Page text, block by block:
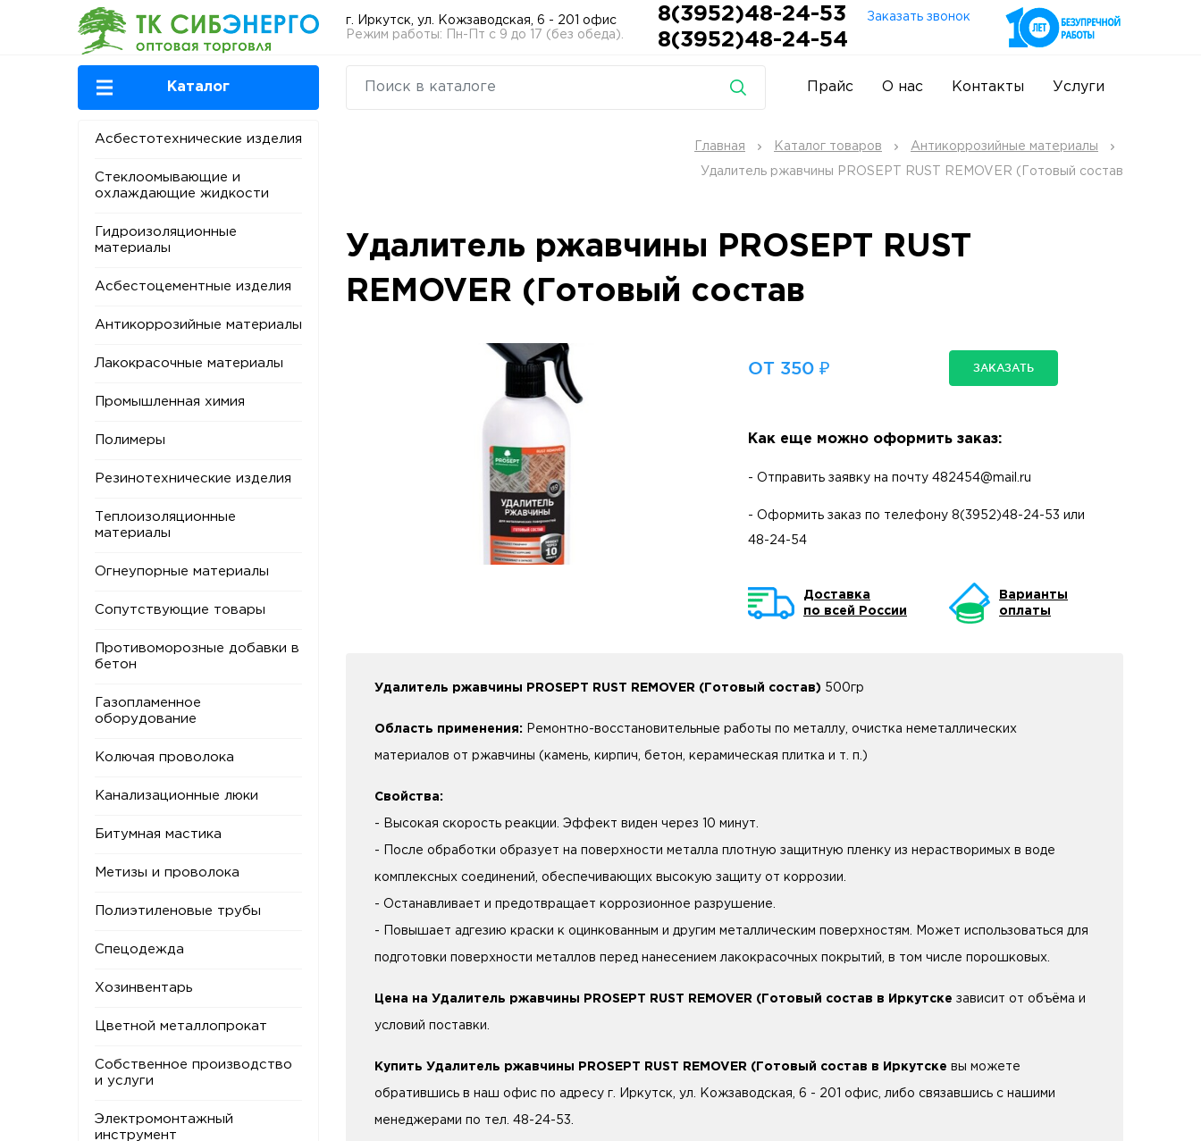
г. Иркутск, ул. Кожзаводская, 6 - 201 офис
Режим работы: Пн-Пт с 9 до 17 (без обеда).
8(3952)48-24-53 Заказать звонок
8(3952)48-24-54
Каталог Прайс О нас Контакты Услуги
Асбестотехнические изделия
Стеклоомывающие и
охлаждающие жидкости
Гидроизоляционные
материалы
Асбестоцементные изделия
Антикоррозийные материалы
Лакокрасочные материалы
Промышленная химия
Полимеры
Резинотехнические изделия
Теплоизоляционные
материалы
Огнеупорные материалы
Сопутствующие товары
Противоморозные добавки в
бетон
Газопламенное
оборудование
Колючая проволока
Канализационные люки
Битумная мастика
Метизы и проволока
Полиэтиленовые трубы
Спецодежда
Хозинвентарь
Цветной металлопрокат
Собственное производство
и услуги
Электромонтажный
инструмент
Главная Каталог товаров Антикоррозийные материалы
Удалитель ржавчины PROSEPT RUST REMOVER (Готовый состав
Удалитель ржавчины PROSEPT RUST
REMOVER (Готовый состав
ОТ 350 ₽ ЗАКАЗАТЬ
Как еще можно оформить заказ:
- Отправить заявку на почту 482454@mail.ru
- Оформить заказ по телефону 8(3952)48-24-53 или
48-24-54
Доставка
по всей России
Варианты
оплаты
Удалитель ржавчины PROSEPT RUST REMOVER (Готовый состав) 500гр
Область применения: Ремонтно-восстановительные работы по металлу, очистка неметаллических
материалов от ржавчины (камень, кирпич, бетон, керамическая плитка и т. п.)
Свойства:
- Высокая скорость реакции. Эффект виден через 10 минут.
- После обработки образует на поверхности металла плотную защитную пленку из нерастворимых в воде
комплексных соединений, обеспечивающих высокую защиту от коррозии.
- Останавливает и предотвращает коррозионное разрушение.
- Повышает адгезию краски к оцинкованным и другим металлическим поверхностям. Может использоваться для
подготовки поверхности металлов перед нанесением лакокрасочных покрытий, в том числе порошковых.
Цена на Удалитель ржавчины PROSEPT RUST REMOVER (Готовый состав в Иркутске зависит от объёма и
условий поставки.
Купить Удалитель ржавчины PROSEPT RUST REMOVER (Готовый состав в Иркутске вы можете
обратившись в наш офис по адресу г. Иркутск, ул. Кожзаводская, 6 - 201 офис, либо связавшись с нашими
менеджерами по тел. 48-24-53.